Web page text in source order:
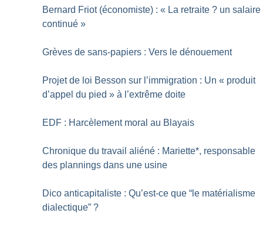
Bernard Friot (économiste) : « La retraite ? un salaire
continué »
Grèves de sans-papiers : Vers le dénouement
Projet de loi Besson sur l’immigration : Un « produit
d’appel du pied » à l’extrême doite
EDF : Harcèlement moral au Blayais
Chronique du travail aliéné : Mariette*, responsable
des plannings dans une usine
Dico anticapitaliste : Qu’est-ce que “le matérialisme
dialectique” ?